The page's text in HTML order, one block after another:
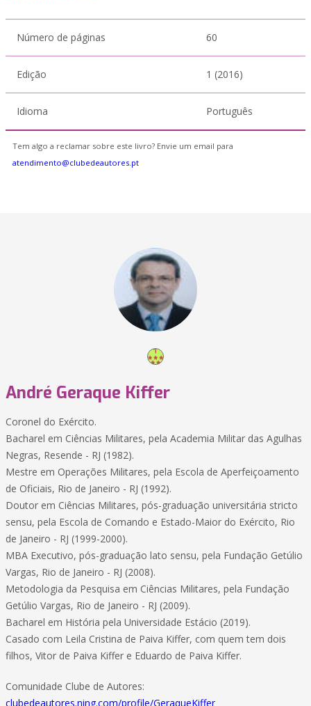
Número de páginas 60
Edição 1 (2016)
Idioma Português
Tem algo a reclamar sobre este livro? Envie um email para
atendimento@clubedeautores.pt
André Geraque Kiffer
Coronel do Exército.
Bacharel em Ciências Militares, pela Academia Militar das Agulhas
Negras, Resende - RJ (1982).
Mestre em Operações Militares, pela Escola de Aperfeiçoamento
de Oficiais, Rio de Janeiro - RJ (1992).
Doutor em Ciências Militares, pós-graduação universitária stricto
sensu, pela Escola de Comando e Estado-Maior do Exército, Rio
de Janeiro - RJ (1999-2000).
MBA Executivo, pós-graduação lato sensu, pela Fundação Getúlio
Vargas, Rio de Janeiro - RJ (2008).
Metodologia da Pesquisa em Ciências Militares, pela Fundação
Getúlio Vargas, Rio de Janeiro - RJ (2009).
Bacharel em História pela Universidade Estácio (2019).
Casado com Leila Cristina de Paiva Kiffer, com quem tem dois
filhos, Vitor de Paiva Kiffer e Eduardo de Paiva Kiffer.
Comunidade Clube de Autores:
clubedeautores.ning.com/profile/GeraqueKiffer